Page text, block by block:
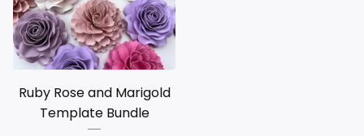
Ruby Rose and Marigold
Template Bundle